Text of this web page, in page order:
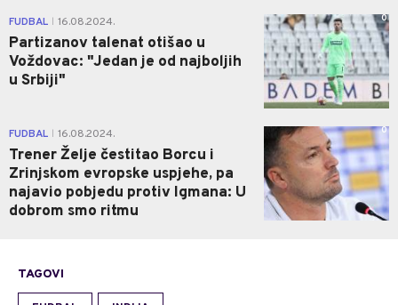
FUDBAL 16.08.2024.
Partizanov talenat otišao u
Voždovac: "Jedan je od najboljih
u Srbiji"
0
FUDBAL 16.08.2024.
Trener Želje čestitao Borcu i
Zrinjskom evropske uspjehe, pa
najavio pobjedu protiv Igmana: U
dobrom smo ritmu
0
TAGOVI